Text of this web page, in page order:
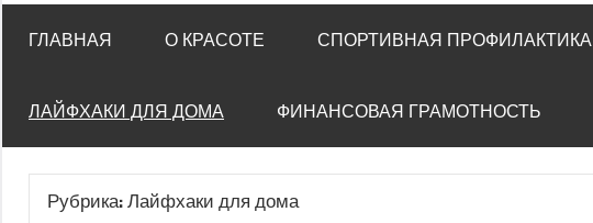
ГЛАВНАЯ О КРАСОТЕ СПОРТИВНАЯ ПРОФИЛАКТИКА
ЛАЙФХАКИ ДЛЯ ДОМА ФИНАНСОВАЯ ГРАМОТНОСТЬ
Рубрика:Лайфхаки для дома